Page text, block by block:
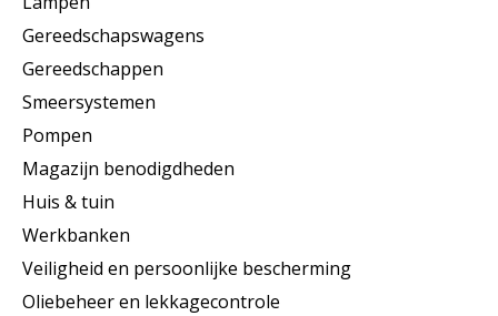
Gereedschapswagens
Gereedschappen
Smeersystemen
Pompen
Magazijn benodigdheden
Huis & tuin
Werkbanken
Veiligheid en persoonlijke bescherming
Oliebeheer en lekkagecontrole